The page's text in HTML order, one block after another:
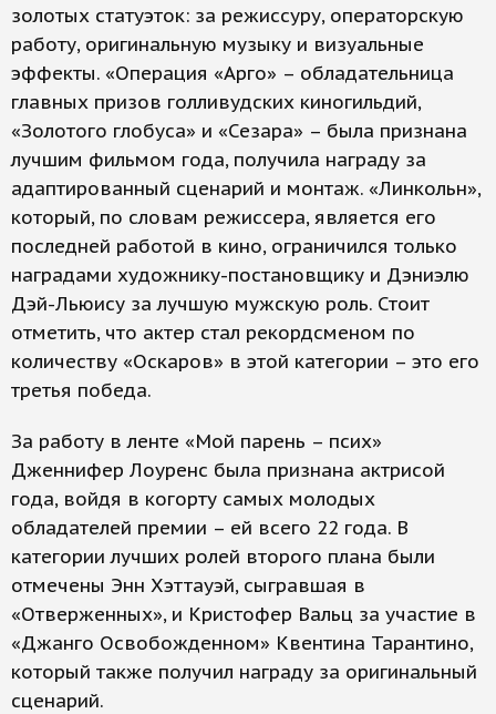
золотых статуэток: за режиссуру, операторскую
работу, оригинальную музыку и визуальные
эффекты. «Операция «Арго» – обладательница
главных призов голливудских киногильдий,
«Золотого глобуса» и «Сезара» – была признана
лучшим фильмом года, получила награду за
адаптированный сценарий и монтаж. «Линкольн»,
который, по словам режиссера, является его
последней работой в кино, ограничился только
наградами художнику-постановщику и Дэниэлю
Дэй-Льюису за лучшую мужскую роль. Стоит
отметить, что актер стал рекордсменом по
количеству «Оскаров» в этой категории – это его
третья победа.
За работу в ленте «Мой парень – псих»
Дженнифер Лоуренс была признана актрисой
года, войдя в когорту самых молодых
обладателей премии – ей всего 22 года. В
категории лучших ролей второго плана были
отмечены Энн Хэттауэй, сыгравшая в
«Отверженных», и Кристофер Вальц за участие в
«Джанго Освобожденном» Квентина Тарантино,
который также получил награду за оригинальный
сценарий.